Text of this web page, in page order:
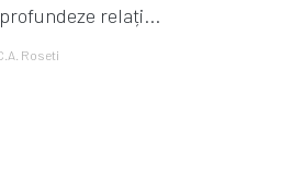
relați...
Roseti